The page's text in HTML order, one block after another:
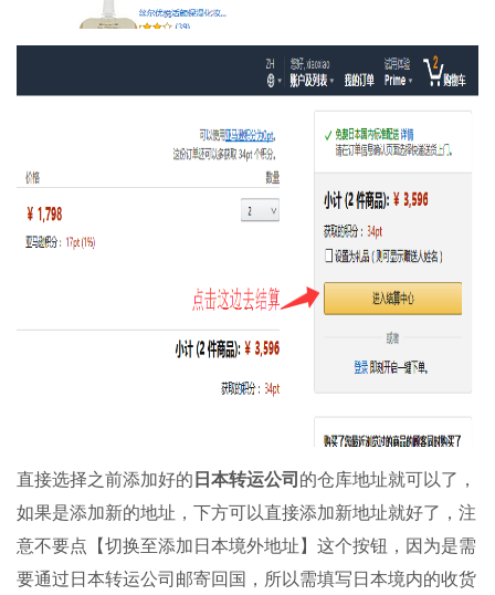
直接选择之前添加好的 日本转运公司 的仓库地址就可以了，
如果是添加新的地址，下方可以直接添加新地址就好了，注
意不要点【切换至添加日本境外地址】这个按钮，因为是需
要通过日本转运公司邮寄回国，所以需填写日本境内的收货